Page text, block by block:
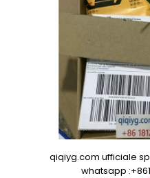
qiqiyg.com ufficiale
whatsapp